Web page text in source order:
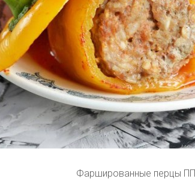
Фаршированные перцы ПП